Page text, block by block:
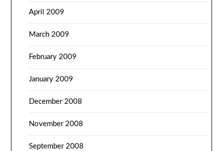
April 2009
March 2009
February 2009
January 2009
December 2008
November 2008
September 2008